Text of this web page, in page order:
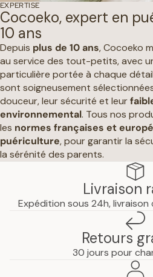
EXPERTISE
Cocoeko, expert en
10 ans
Depuis plus de 10 ans, Cocoeko
au service des tout-petits, avec
particulière portée à chaque
sont soigneusement
douceur, leur sécurité et leur
environnemental. Tous nos
les normes françaises et
puériculture, pour garantir la
la sérénité des parents.
Livraison
Expédition sous 24h,
Retours
30 jours pour